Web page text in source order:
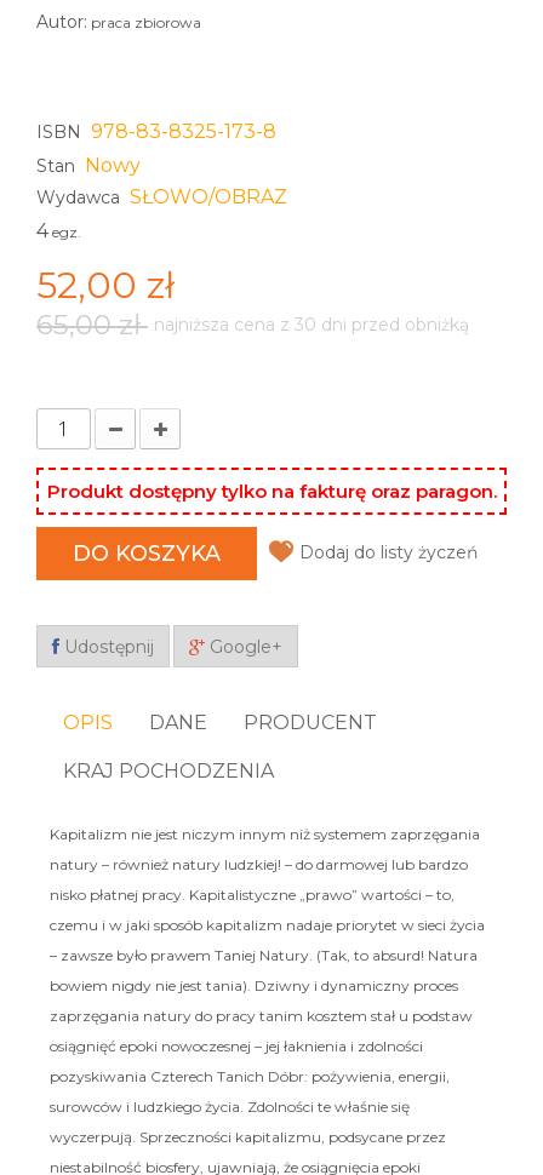
Autor: praca zbiorowa
ISBN 978-83-8325-173-8
Stan Nowy
Wydawca SŁOWO/OBRAZ
4 egz.
52,00 zł
65,00 zł najniższa cena z 30 dni przed obniżką
Produkt dostępny tylko na fakturę oraz paragon.
DO KOSZYKA Dodaj do listy życzeń
Udostępnij Google+
OPIS DANE PRODUCENT
KRAJ POCHODZENIA
Kapitalizm nie jest niczym innym niż systemem zaprzęgania
natury – również natury ludzkiej! – do darmowej lub bardzo
nisko płatnej pracy. Kapitalistyczne „prawo” wartości – to,
czemu i w jaki sposób kapitalizm nadaje priorytet w sieci życia
– zawsze było prawem Taniej Natury. (Tak, to absurd! Natura
bowiem nigdy nie jest tania). Dziwny i dynamiczny proces
zaprzęgania natury do pracy tanim kosztem stał u podstaw
osiągnięć epoki nowoczesnej – jej łaknienia i zdolności
pozyskiwania Czterech Tanich Dóbr: pożywienia, energii,
surowców i ludzkiego życia. Zdolności te właśnie się
wyczerpują. Sprzeczności kapitalizmu, podsycane przez
niestabilność biosfery, ujawniają, że osiągnięcia epoki